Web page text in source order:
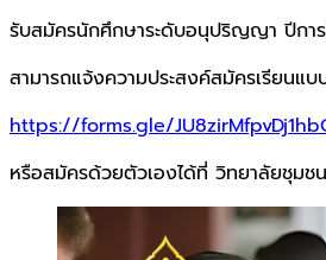
รับสมัครนักศึกษาระดับอนุปริญญา ปีกา
สามารถแจ้งความประสงค์สมัครเรียนแ
https://forms.gle/
หรือสมัครด้วยตัวเองได้ที่ วิทยาลัยชุม